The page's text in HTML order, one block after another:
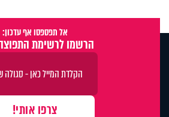
אל תפספסו אף עדכון:
הרשמו לרשימת